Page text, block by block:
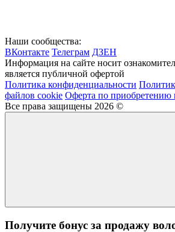
Наши сообщества:
ВКонтакте Телеграм ДЗЕН
Информация на сайте носит
является публичной офертой
Политика конфиденциальности
файлов cookie Оферта по приобретению
Все права защищены 2026 ©
Получите бонус за продажу